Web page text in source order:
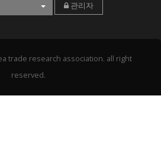
관리자
trade research association. all right
reserved.